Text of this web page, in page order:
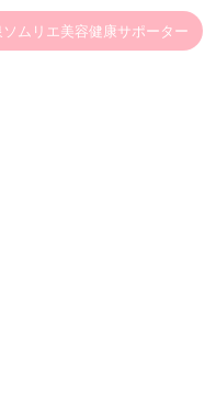
ムリエ美容健康サポーター